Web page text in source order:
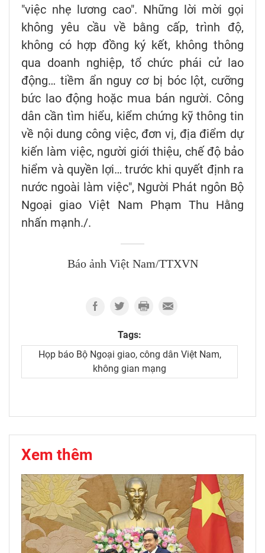
"việc nhẹ lương cao". Những lời mời gọi
không yêu cầu về bằng cấp, trình độ,
không có hợp đồng ký kết, không thông
qua doanh nghiệp, tổ chức phái cử lao
động… tiềm ẩn nguy cơ bị bóc lột, cưỡng
bức lao động hoặc mua bán người. Công
dân cần tìm hiểu, kiểm chứng kỹ thông tin
về nội dung công việc, đơn vị, địa điểm dự
kiến làm việc, người giới thiệu, chế độ bảo
hiểm và quyền lợi… trước khi quyết định ra
nước ngoài làm việc", Người Phát ngôn Bộ
Ngoại giao Việt Nam Phạm Thu Hằng
nhấn mạnh./.
Báo ảnh Việt Nam/TTXVN
Tags:
Họp báo Bộ Ngoại giao, công dân Việt Nam,
không gian mạng
Xem thêm